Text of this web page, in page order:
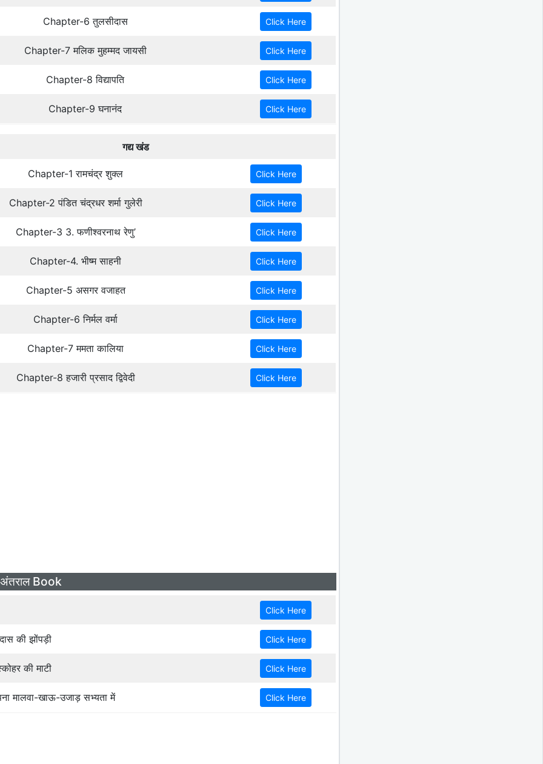
Chapter-6 तुलसीदास
Chapter-7 मलिक मुहम्मद जायसी
Chapter-8 विद्यापति
Chapter-9 घनानंद
गद्य खंड
Chapter-1 रामचंद्र शुक्ल
Chapter-2 पंडित चंद्रधर शर्मा गुलेरी
Chapter-3 3. फणीश्वरनाथ रेणु’
Chapter-4. भीष्म साहनी
Chapter-5 असगर वजाहत
Chapter-6 निर्मल वर्मा
Chapter-7 ममता कालिया
Chapter-8 हजारी प्रसाद द्विवेदी
Book
की झोंपड़ी
की माटी
मालवा-खाऊ-उजाड़ सभ्यता में